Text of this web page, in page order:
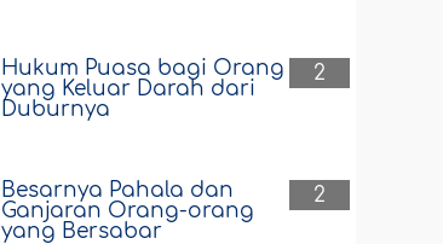
2
Hukum Puasa bagi Orang
yang Keluar Darah dari
Duburnya
2
Besarnya Pahala dan
Ganjaran Orang-orang
yang Bersabar